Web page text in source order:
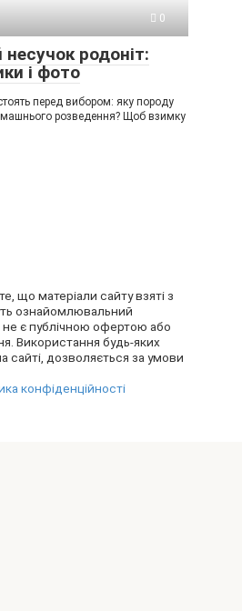
0
родоніт:
і фото
перед вибором: яку породу
розведення? Щоб взимку
що матеріали сайту взяті з
ознайомлювальний
не є публічною офертою або
Використання будь-яких
сайті, дозволяється за умови
конфіденційності